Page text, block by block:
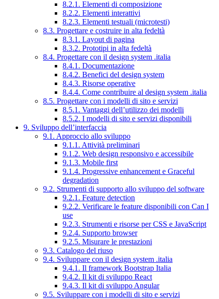
8.2.1. Elementi di composizione
8.2.2. Elementi interattivi
8.2.3. Elementi testuali (microtesti)
8.3. Progettare e costruire in alta fedeltà
8.3.1. Layout di pagina
8.3.2. Prototipi in alta fedeltà
8.4. Progettare con il design system .italia
8.4.1. Documentazione
8.4.2. Benefici del design system
8.4.3. Risorse operative
8.4.4. Come contribuire al design system .italia
8.5. Progettare con i modelli di sito e servizi
8.5.1. Vantaggi dell’utilizzo dei modelli
8.5.2. I modelli di sito e servizi disponibili
9. Sviluppo dell’interfaccia
9.1. Approccio allo sviluppo
9.1.1. Attività preliminari
9.1.2. Web design responsivo e accessibile
9.1.3. Mobile first
9.1.4. Progressive enhancement e Graceful
degradation
9.2. Strumenti di supporto allo sviluppo del software
9.2.1. Feature detection
9.2.2. Verificare le feature disponibili con Can I
use
9.2.3. Strumenti e risorse per CSS e JavaScript
9.2.4. Supporto browser
9.2.5. Misurare le prestazioni
9.3. Catalogo del riuso
9.4. Sviluppare con il design system .italia
9.4.1. Il framework Bootstrap Italia
9.4.2. Il kit di sviluppo React
9.4.3. Il kit di sviluppo Angular
9.5. Sviluppare con i modelli di sito e servizi